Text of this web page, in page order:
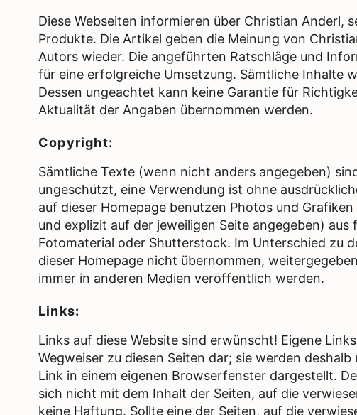
Diese Webseiten informieren über Christian Anderl,
Produkte. Die Artikel geben die Meinung von
Autors wieder. Die angeführten Ratschläge und
für eine erfolgreiche Umsetzung. Sämtliche Inhalte
Dessen ungeachtet kann keine Garantie für
Aktualität der Angaben übernommen werden.
Copyright:
Sämtliche Texte (wenn nicht anders angegeben)
ungeschützt, eine Verwendung ist ohne
auf dieser Homepage benutzen Photos und
und explizit auf der jeweiligen Seite angegeben) aus
Fotomaterial oder Shutterstock. Im Unterschied zu
dieser Homepage nicht übernommen,
immer in anderen Medien veröffentlich werden.
Links:
Links auf diese Website sind erwünscht! Eigene
Wegweiser zu diesen Seiten dar; sie werden
Link in einem eigenen Browserfenster dargestellt.
sich nicht mit dem Inhalt der Seiten, auf die
keine Haftung. Sollte eine der Seiten, auf die